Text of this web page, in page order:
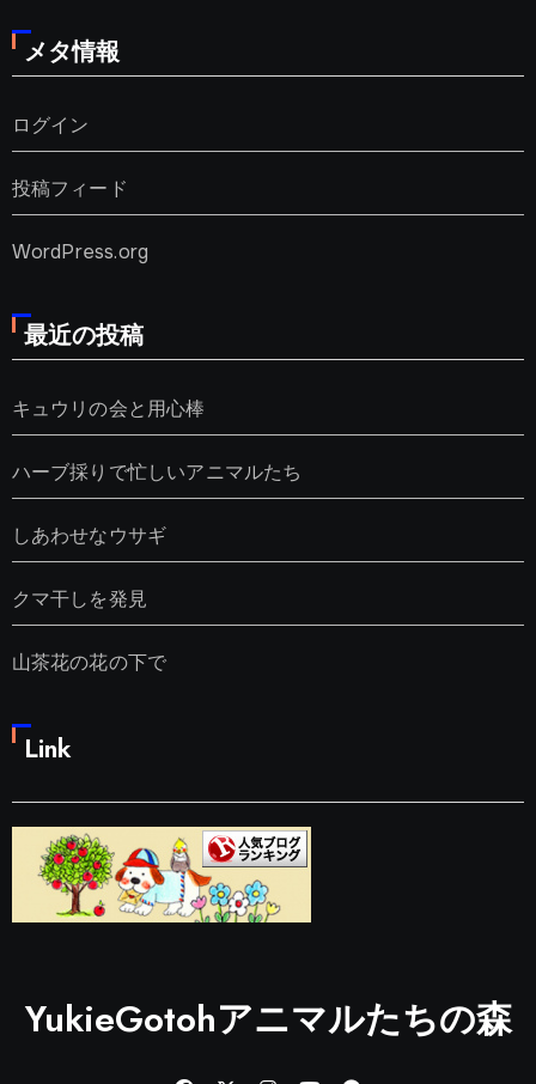
メタ情報
ログイン
投稿フィード
WordPress.org
最近の投稿
キュウリの会と用心棒
ハーブ採りで忙しいアニマルたち
しあわせなウサギ
クマ干しを発見
山茶花の花の下で
Link
YukieGotohアニマルたちの森